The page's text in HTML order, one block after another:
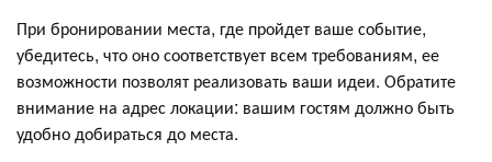
При бронировании места, где пройдет ваше событие,
убедитесь, что оно соответствует всем требованиям, ее
возможности позволят реализовать ваши идеи. Обратите
внимание на адрес локации: вашим гостям должно быть
удобно добираться до места.